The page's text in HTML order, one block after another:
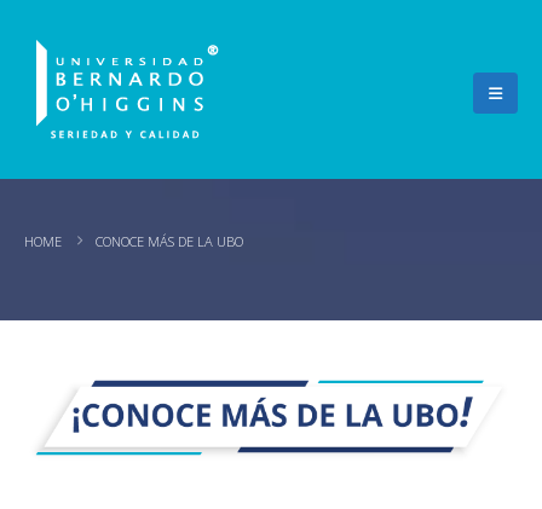
HOME CONOCE MÁS DE LA UBO